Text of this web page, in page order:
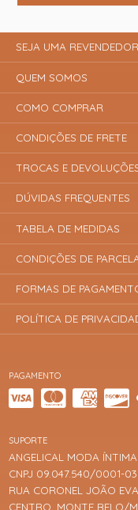
PAGAMENTO
SUPORTE
ANGELICAL MODA ÍNTIMA
CNPJ 09.047.540/0001-03
RUA CORONEL JOÃO
CENTRO, MONTE BELO/
SEJA UMA
QUEM SOMOS
COMO COMPRAR
CONDIÇÕES DE FRETE
TROCAS E
DÚVIDAS FREQUENTES
TABELA DE MEDIDAS
CONDIÇÕES DE
FORMAS DE
POLÍTICA DE